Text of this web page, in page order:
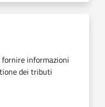
fornire informazioni
dei tributi